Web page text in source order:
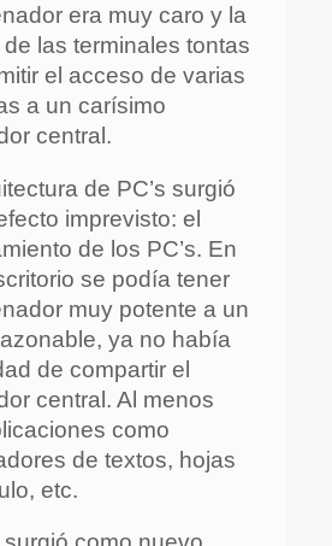
era muy caro y la
las terminales tontas
el acceso de varias
a un carísimo
central.
de PC’s surgió
imprevisto: el
de los PC’s. En
se podía tener
muy potente a un
ya no había
de compartir el
central. Al menos
como
de textos, hojas
etc.